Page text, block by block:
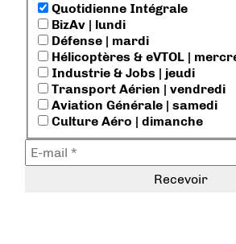
Quotidienne Intégrale
BizAv | lundi
Défense | mardi
Hélicoptères & eVTOL |
Industrie & Jobs | jeudi
Transport Aérien | vendredi
Aviation Générale | samedi
Culture Aéro | dimanche